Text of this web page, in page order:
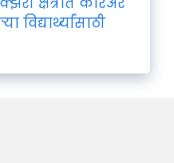
विद्यार्थ्यांसाठी